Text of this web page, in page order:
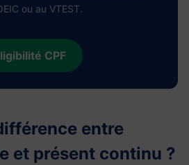
ou au VTEST.
CPF
entre
et présent continu ?